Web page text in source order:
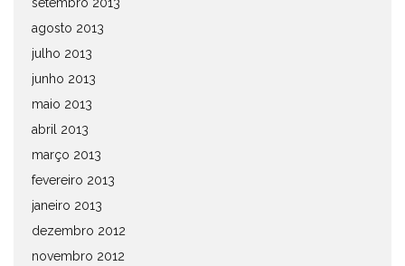
setembro 2013
agosto 2013
julho 2013
junho 2013
maio 2013
abril 2013
março 2013
fevereiro 2013
janeiro 2013
dezembro 2012
novembro 2012